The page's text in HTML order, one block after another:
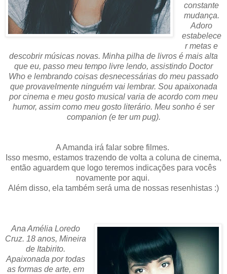
constante
mudança.
Adoro
estabelece
r metas e
descobrir músicas novas. Minha pilha de livros é mais alta
que eu, passo meu tempo livre lendo, assistindo Doctor
Who e lembrando coisas desnecessárias do meu passado
que provavelmente ninguém vai lembrar. Sou apaixonada
por cinema e meu gosto musical varia de acordo com meu
humor, assim como meu gosto literário. Meu sonho é ser
companion (e ter um pug).
A Amanda irá falar sobre filmes.
Isso mesmo, estamos trazendo de volta a coluna de cinema,
então aguardem que logo teremos indicações para vocês
novamente por aqui.
Além disso, ela também será uma de nossas resenhistas :)
Ana Amélia Loredo
Cruz. 18 anos, Mineira
de Itabirito.
Apaixonada por todas
as formas de arte, em